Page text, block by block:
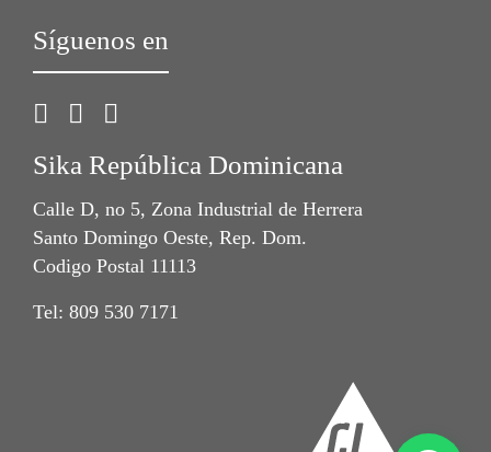
Síguenos en
Sika República Dominicana
Calle D, no 5, Zona Industrial de Herrera
Santo Domingo Oeste, Rep. Dom.
Codigo Postal 11113
Tel: 809 530 7171